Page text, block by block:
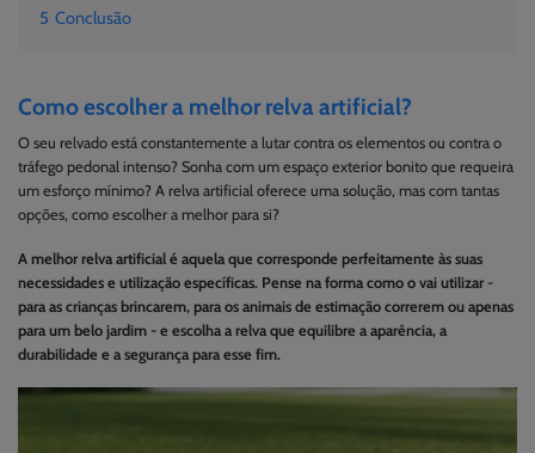
5 Conclusão
Como escolher a melhor relva artificial?
O seu relvado está constantemente a lutar contra os elementos ou contra o
tráfego pedonal intenso? Sonha com um espaço exterior bonito que requeira
um esforço mínimo? A relva artificial oferece uma solução, mas com tantas
opções, como escolher a melhor para si?
A melhor relva artificial é aquela que corresponde perfeitamente às suas
necessidades e utilização específicas. Pense na forma como o vai utilizar -
para as crianças brincarem, para os animais de estimação correrem ou apenas
para um belo jardim - e escolha a relva que equilibre a aparência, a
durabilidade e a segurança para esse fim.